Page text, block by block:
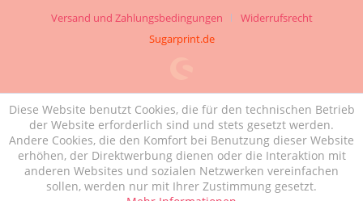
Versand und Zahlungsbedingungen
Widerrufsrecht
Sugarprint.de
Diese Website benutzt Cookies, die für den technischen Betrieb
der Website erforderlich sind und stets gesetzt werden.
Andere Cookies, die den Komfort bei Benutzung dieser Website
erhöhen, der Direktwerbung dienen oder die Interaktion mit
anderen Websites und sozialen Netzwerken vereinfachen
sollen, werden nur mit Ihrer Zustimmung gesetzt.